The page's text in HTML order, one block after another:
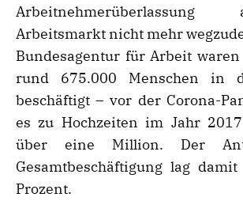
Arbeitsmarkt nicht mehr
Bundesagentur für Arbeit
rund 675.000 Menschen in
beschäftigt – vor der Corona-
es zu Hochzeiten im Jahr
über eine Million. Der
Gesamtbeschäftigung lag
Prozent.